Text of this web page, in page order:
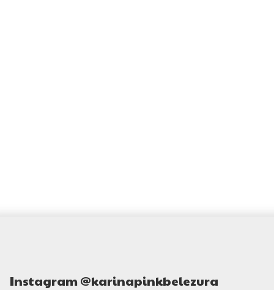
Instagram @karinapinkbelezura